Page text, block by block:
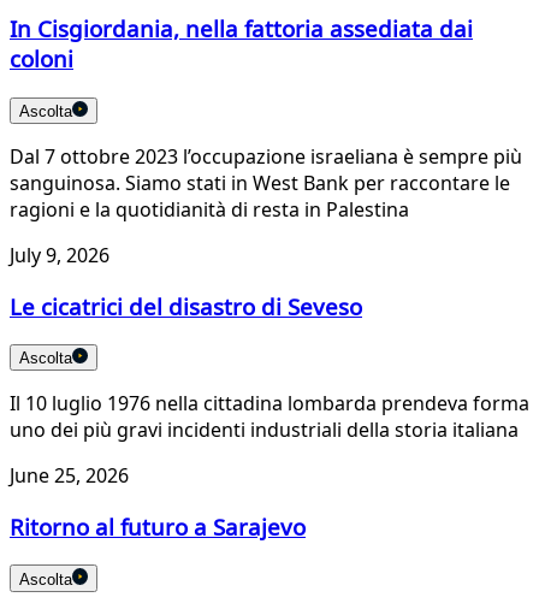
In Cisgiordania, nella fattoria assediata dai
coloni
Ascolta
Dal 7 ottobre 2023 l’occupazione israeliana è sempre più
sanguinosa. Siamo stati in West Bank per raccontare le
ragioni e la quotidianità di resta in Palestina
July 9, 2026
Le cicatrici del disastro di Seveso
Ascolta
Il 10 luglio 1976 nella cittadina lombarda prendeva forma
uno dei più gravi incidenti industriali della storia italiana
June 25, 2026
Ritorno al futuro a Sarajevo
Ascolta